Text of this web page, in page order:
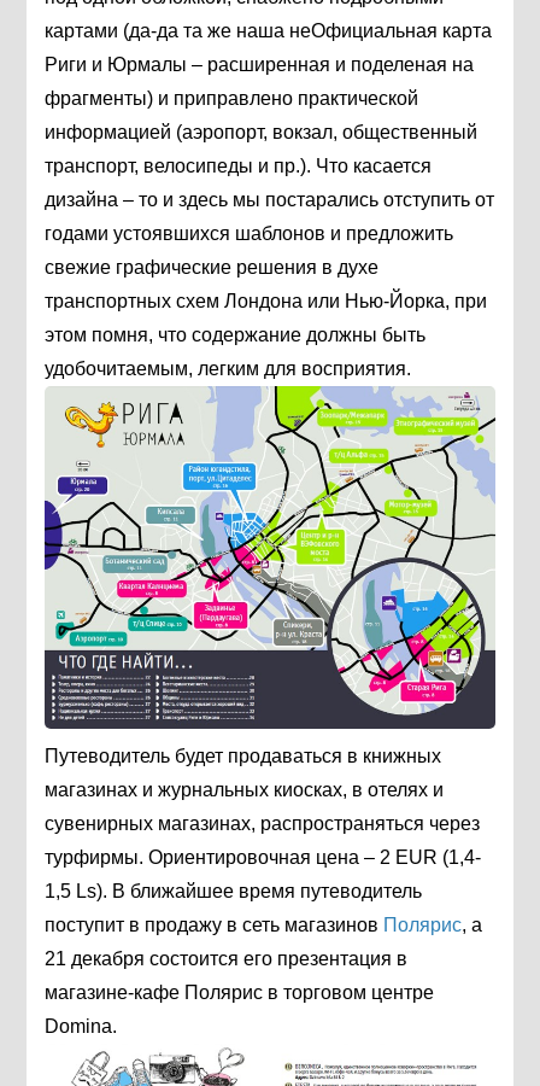
картами (да-да та же наша неОфициальная карта
Риги и Юрмалы – расширенная и поделеная на
фрагменты) и приправлено практической
информацией (аэропорт, вокзал, общественный
транспорт, велосипеды и пр.). Что касается
дизайна – то и здесь мы постарались отступить от
годами устоявшихся шаблонов и предложить
свежие графические решения в духе
транспортных схем Лондона или Нью-Йорка, при
этом помня, что содержание должны быть
удобочитаемым, легким для восприятия.
Путеводитель будет продаваться в книжных
магазинах и журнальных киосках, в отелях и
сувенирных магазинах, распространяться через
турфирмы. Ориентировочная цена – 2 EUR (1,4-
1,5 Ls). В ближайшее время путеводитель
поступит в продажу в сеть магазинов Полярис, а
21 декабря состоится его презентация в
магазине-кафе Полярис в торговом центре
Domina.